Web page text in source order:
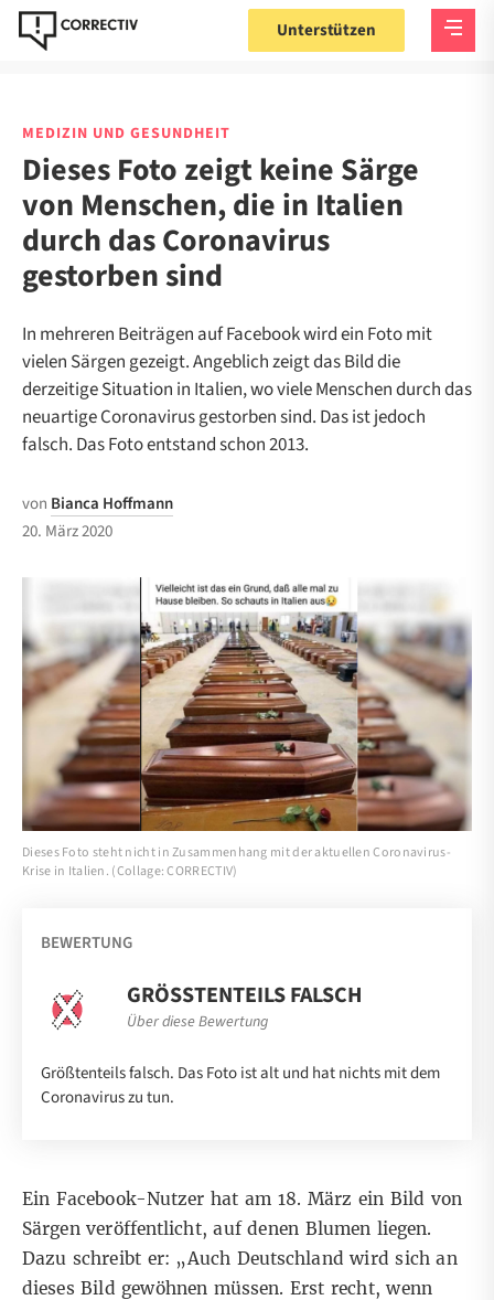
Unterstützen
MEDIZIN UND GESUNDHEIT
Dieses Foto zeigt keine Särge
von Menschen, die in Italien
durch das Coronavirus
gestorben sind
In mehreren Beiträgen auf Facebook wird ein Foto mit
vielen Särgen gezeigt. Angeblich zeigt das Bild die
derzeitige Situation in Italien, wo viele Menschen durch das
neuartige Coronavirus gestorben sind. Das ist jedoch
falsch. Das Foto entstand schon 2013.
von Bianca Hoffmann
20. März 2020
Dieses Foto steht nicht in Zusammenhang mit der aktuellen Coronavirus-
Krise in Italien. (Collage: CORRECTIV)
BEWERTUNG
GRÖSSTENTEILS FALSCH
Über diese Bewertung
Größtenteils falsch. Das Foto ist alt und hat nichts mit dem
Coronavirus zu tun.
Ein Facebook-Nutzer hatam 18. März ein Bild von
Särgen veröffentlicht, auf denen Blumen liegen.
Dazu schreibt er: „Auch Deutschland wird sich an
dieses Bild gewöhnen müssen. Erst recht, wenn